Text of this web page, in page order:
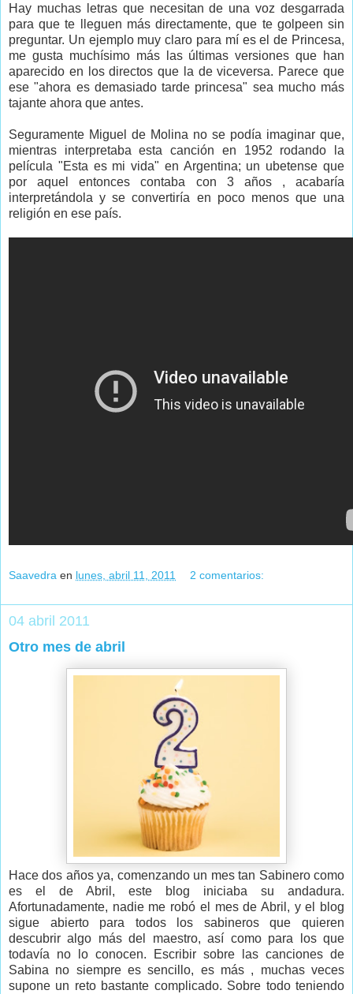
Hay muchas letras que necesitan de una voz desgarrada
para que te lleguen más directamente, que te golpeen sin
preguntar. Un ejemplo muy claro para mí es el de Princesa,
me gusta muchísimo más las últimas versiones que han
aparecido en los directos que la de viceversa. Parece que
ese "ahora es demasiado tarde princesa" sea mucho más
tajante ahora que antes.
Seguramente Miguel de Molina no se podía imaginar que,
mientras interpretaba esta canción en 1952 rodando la
película "Esta es mi vida" en Argentina; un ubetense que
por aquel entonces contaba con 3 años , acabaría
interpretándola y se convertiría en poco menos que una
religión en ese país.
Saavedra en lunes, abril 11, 2011 2 comentarios:
04 abril 2011
Otro mes de abril
Hace dos años ya, comenzando un mes tan Sabinero como
es el de Abril, este blog iniciaba su andadura.
Afortunadamente, nadie me robó el mes de Abril, y el blog
sigue abierto para todos los sabineros que quieren
descubrir algo más del maestro, así como para los que
todavía no lo conocen. Escribir sobre las canciones de
Sabina no siempre es sencillo, es más , muchas veces
supone un reto bastante complicado. Sobre todo teniendo